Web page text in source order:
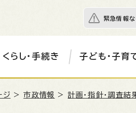
緊急情報な
くらし・手続き 子ども・子育
ジ >市政情報 > 計画・指針・調査結